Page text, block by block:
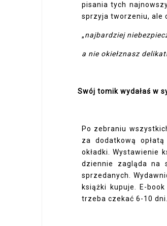
pisania tych
sprzyja tworzeniu, ale
„najbardziej
a nie okiełznasz
Swój tomik wydałaś w
Po zebraniu
za dodatkową
okładki. Wystawienie
dziennie zagląda na
sprzedanych.
książki kupuje. E-
trzeba czekać 6-10 dni.